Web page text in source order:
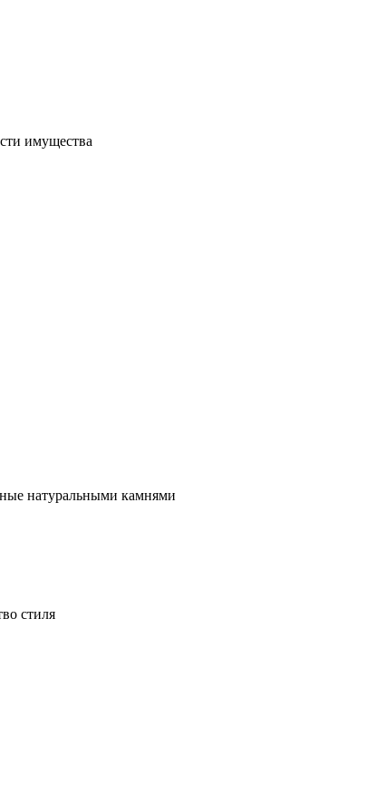
имущества
натуральными камнями
стиля